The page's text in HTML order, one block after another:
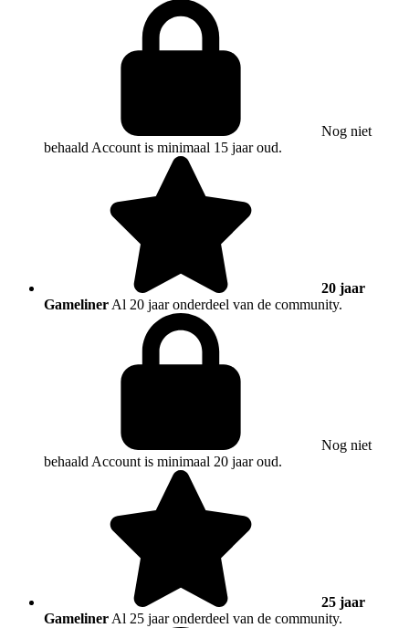
Nog niet
behaald Account is minimaal 15 jaar oud.
20 jaar
Gameliner Al 20 jaar onderdeel van de community.
Nog niet
behaald Account is minimaal 20 jaar oud.
25 jaar
Gameliner Al 25 jaar onderdeel van de community.